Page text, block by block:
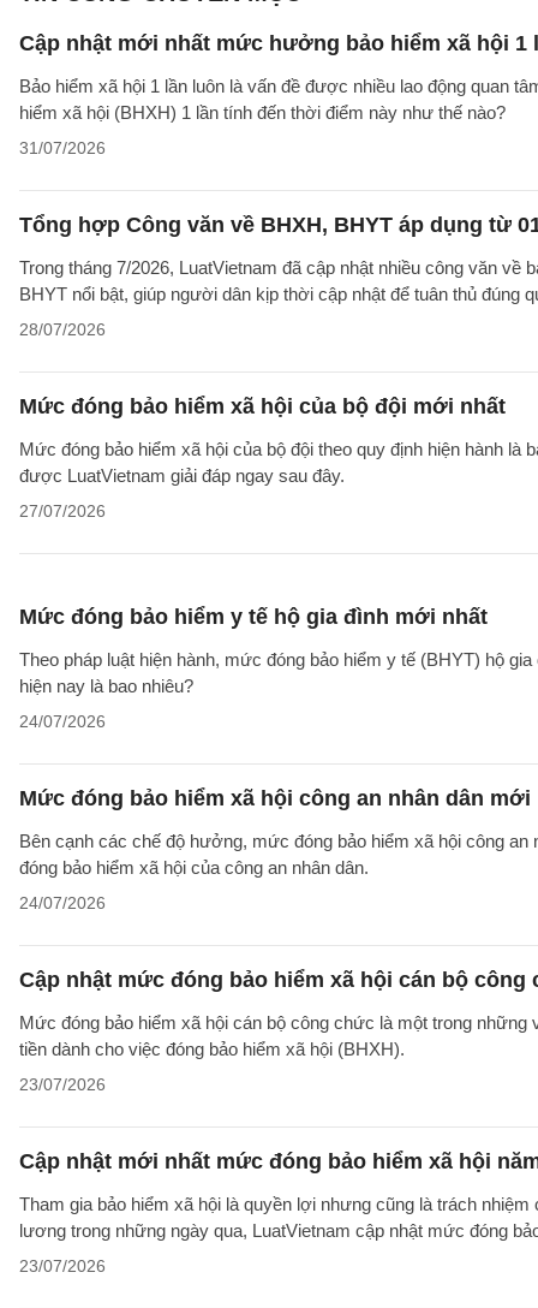
Cập nhật mới nhất mức hưởng bảo hiểm xã hội 1
Bảo hiểm xã hội 1 lần luôn là vấn đề được nhiều lao động quan
hiểm xã hội (BHXH) 1 lần tính đến thời điểm này như thế nào?
31/07/2026
Tổng hợp Công văn về BHXH, BHYT áp dụng từ
Trong tháng 7/2026, LuatVietnam đã cập nhật nhiều công văn
BHYT nổi bật, giúp người dân kịp thời cập nhật để tuân thủ đúng
28/07/2026
Mức đóng bảo hiểm xã hội của bộ đội mới nhất
Mức đóng bảo hiểm xã hội của bộ đội theo quy định hiện hành
được LuatVietnam giải đáp ngay sau đây.
27/07/2026
Mức đóng bảo hiểm y tế hộ gia đình mới nhất
Theo pháp luật hiện hành, mức đóng bảo hiểm y tế (BHYT) hộ
hiện nay là bao nhiêu?
24/07/2026
Mức đóng bảo hiểm xã hội công an nhân dân mới
Bên cạnh các chế độ hưởng, mức đóng bảo hiểm xã hội công
đóng bảo hiểm xã hội của công an nhân dân.
24/07/2026
Cập nhật mức đóng bảo hiểm xã hội cán bộ
Mức đóng bảo hiểm xã hội cán bộ công chức là một trong
tiền dành cho việc đóng bảo hiểm xã hội (BHXH).
23/07/2026
Cập nhật mới nhất mức đóng bảo hiểm xã hội
Tham gia bảo hiểm xã hội là quyền lợi nhưng cũng là trách
lương trong những ngày qua, LuatVietnam cập nhật mức đóng
23/07/2026